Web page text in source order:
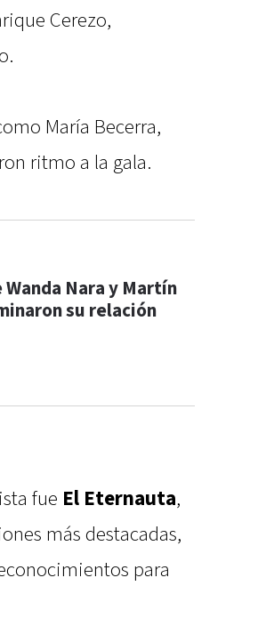
Cerezo,
María Becerra,
ritmo a la gala.
Nara y Martín
su relación
fue El Eternauta,
más destacadas,
para